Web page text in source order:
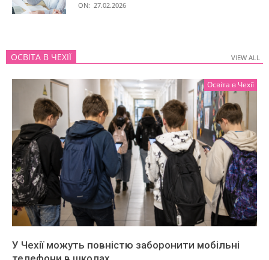
ON: 27.02.2026
ОСВІТА В ЧЕХІЇ VIEW ALL
Освіта в Чехії
У Чехії можуть повністю заборонити мобільні
VIEW ALL